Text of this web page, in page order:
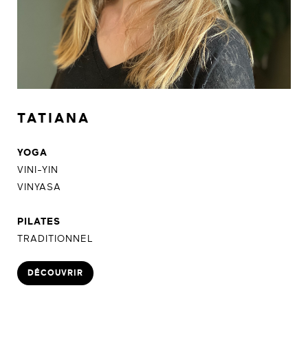
TATIANA
YOGA
VINI-YIN
VINYASA
PILATES
TRADITIONNEL
DÉCOUVRIR